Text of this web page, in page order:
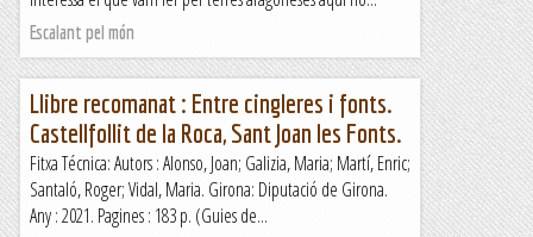
Escalant pel món
Llibre recomanat : Entre cingleres i fonts.
Castellfollit de la Roca, Sant Joan les Fonts.
Fitxa Técnica: Autors : Alonso, Joan; Galizia, Maria; Martí, Enric;
Santaló, Roger; Vidal, Maria. Girona: Diputació de Girona.
Any : 2021. Pagines : 183 p. (Guies de...